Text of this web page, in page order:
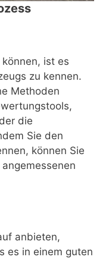
ist es
zu kennen.
Methoden
die
Sie den
können Sie
anbieten,
es in einem guten